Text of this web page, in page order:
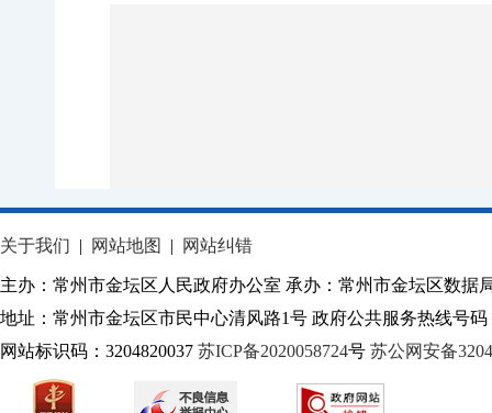
关于我们 | 网站地图 | 网站纠错
主办：常州市金坛区人民政府办公室 承办：常州市金坛区数据
地址：常州市金坛区市民中心清风路1号 政府公共服务热线号码
网站标识码：3204820037 苏ICP备2020058724号 苏公网安备